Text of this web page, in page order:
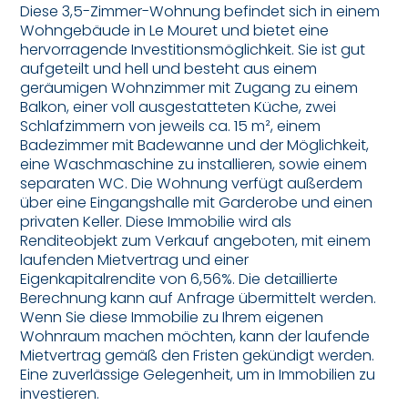
Diese 3,5-Zimmer-Wohnung befindet sich in einem
Wohngebäude in Le Mouret und bietet eine
hervorragende Investitionsmöglichkeit. Sie ist gut
aufgeteilt und hell und besteht aus einem
geräumigen Wohnzimmer mit Zugang zu einem
Balkon, einer voll ausgestatteten Küche, zwei
Schlafzimmern von jeweils ca. 15 m², einem
Badezimmer mit Badewanne und der Möglichkeit,
eine Waschmaschine zu installieren, sowie einem
separaten WC. Die Wohnung verfügt außerdem
über eine Eingangshalle mit Garderobe und einen
privaten Keller. Diese Immobilie wird als
Renditeobjekt zum Verkauf angeboten, mit einem
laufenden Mietvertrag und einer
Eigenkapitalrendite von 6,56%. Die detaillierte
Berechnung kann auf Anfrage übermittelt werden.
Wenn Sie diese Immobilie zu Ihrem eigenen
Wohnraum machen möchten, kann der laufende
Mietvertrag gemäß den Fristen gekündigt werden.
Eine zuverlässige Gelegenheit, um in Immobilien zu
investieren.